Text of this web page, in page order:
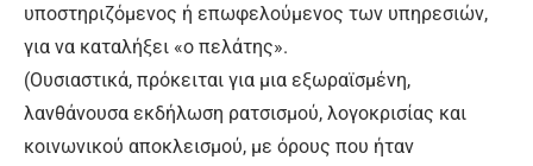
υποστηριζόμενος ή επωφελούμενος των υπηρεσιών,
για να καταλήξει «ο πελάτης».
(Ουσιαστικά, πρόκειται για μια εξωραϊσμένη,
λανθάνουσα εκδήλωση ρατσισμού, λογοκρισίας και
κοινωνικού αποκλεισμού, με όρους που ήταν